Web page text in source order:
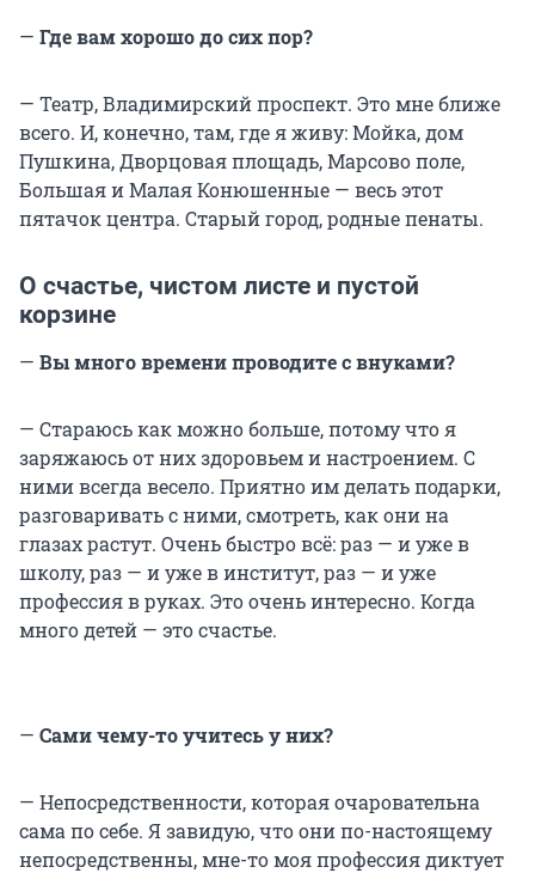
— Где вам хорошо до сих пор?
— Театр, Владимирский проспект. Это мне ближе
всего. И, конечно, там, где я живу: Мойка, дом
Пушкина, Дворцовая площадь, Марсово поле,
Большая и Малая Конюшенные — весь этот
пятачок центра. Старый город, родные пенаты.
О счастье, чистом листе и пустой
корзине
— Вы много времени проводите с внуками?
— Стараюсь как можно больше, потому что я
заряжаюсь от них здоровьем и настроением. С
ними всегда весело. Приятно им делать подарки,
разговаривать с ними, смотреть, как они на
глазах растут. Очень быстро всё: раз — и уже в
школу, раз — и уже в институт, раз — и уже
профессия в руках. Это очень интересно. Когда
много детей — это счастье.
— Сами чему-то учитесь у них?
— Непосредственности, которая очаровательна
сама по себе. Я завидую, что они по-настоящему
непосредственны, мне-то моя профессия диктует